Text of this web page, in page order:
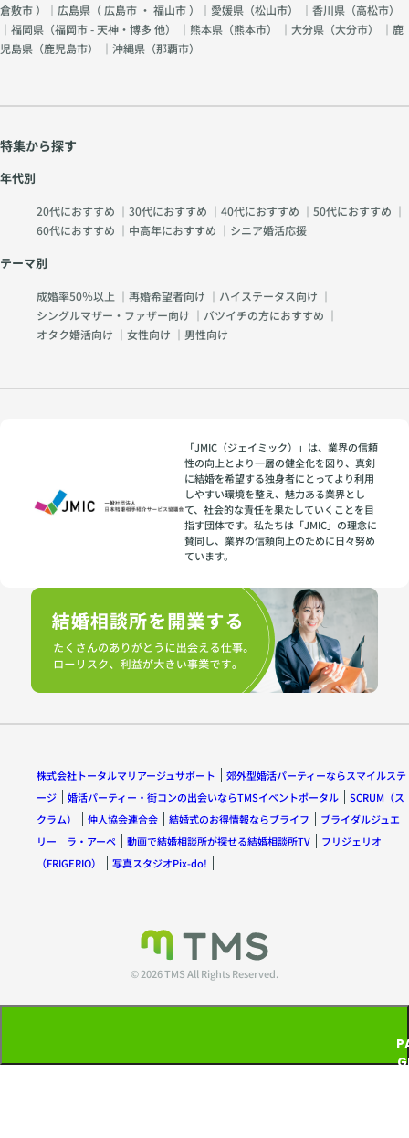
倉敷市）｜広島県（ 広島市 ・ 福山市）｜愛媛県（松山市） ｜香川県（高松市）
｜福岡県（福岡市 - 天神・博多 他） ｜熊本県（熊本市） ｜大分県（大分市） ｜鹿
児島県（鹿児島市） ｜沖縄県（那覇市）
特集から探す
年代別
20代におすすめ ｜ 30代におすすめ ｜ 40代におすすめ ｜ 50代におすすめ ｜
60代におすすめ ｜ 中高年におすすめ ｜ シニア婚活応援
テーマ別
成婚率50％以上 ｜ 再婚希望者向け ｜ ハイステータス向け ｜
シングルマザー・ファザー向け ｜ バツイチの方におすすめ ｜
オタク婚活向け ｜ 女性向け ｜ 男性向け
「JMIC（ジェイミック）」は、業界の信頼
性の向上とより一層の健全化を図り、真剣
に結婚を希望する独身者にとってより利用
しやすい環境を整え、魅力ある業界とし
て、社会的な責任を果たしていくことを目
指す団体です。私たちは「JMIC」の理念に
賛同し、業界の信頼向上のために日々努め
ています。
株式会社トータルマリアージュサポート
郊外型婚活パーティーならスマイルステ
ージ
婚活パーティー・街コンの出会いならTMSイベントポータル
SCRUM（ス
クラム）
仲人協会連合会 結婚式のお得情報ならブライフ
ブライダルジュエ
リー ラ・アーペ
動画で結婚相談所が探せる結婚相談所TV
フリジェリオ
（FRIGERIO）
写真スタジオPix-do!
© 2026 TMS All Rights Reserved.